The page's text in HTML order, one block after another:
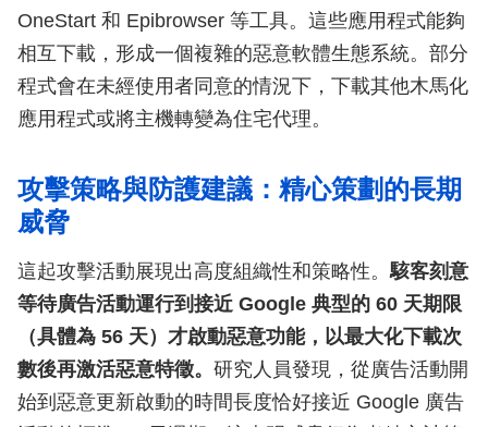
OneStart 和 Epibrowser 等工具。這些應用程式能夠
相互下載，形成一個複雜的惡意軟體生態系統。部分
程式會在未經使用者同意的情況下，下載其他木馬化
應用程式或將主機轉變為住宅代理。
攻擊策略與防護建議：精心策劃的長期
威脅
這起攻擊活動展現出高度組織性和策略性。駭客刻意
等待廣告活動運行到接近 Google 典型的 60 天期限
（具體為 56 天）才啟動惡意功能，以最大化下載次
數後再激活惡意特徵。 研究人員發現，從廣告活動開
始到惡意更新啟動的時間長度恰好接近 Google 廣告